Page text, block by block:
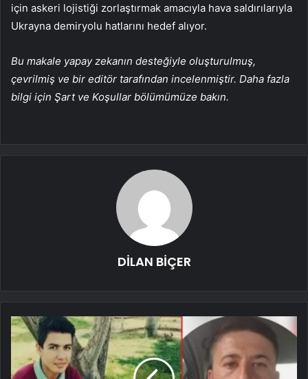
için askeri lojistiği zorlaştırmak amacıyla hava saldırılarıyla
Ukrayna demiryolu hatlarını hedef alıyor.
Bu makale yapay zekanın desteğiyle oluşturulmuş,
çevrilmiş ve bir editör tarafından incelenmiştir. Daha fazla
bilgi için Şart ve Koşullar bölümümüze bakın.
DİLAN BİÇER